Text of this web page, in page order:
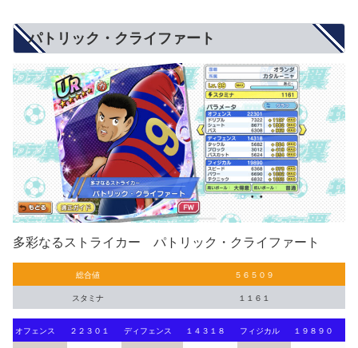
パトリック・クライファート
多彩なるストライカー パトリック・クライファート
総合値 ５６５０９
スタミナ １１６１
オフェンス ２２３０１ ディフェンス １４３１８ フィジカル １９８９０